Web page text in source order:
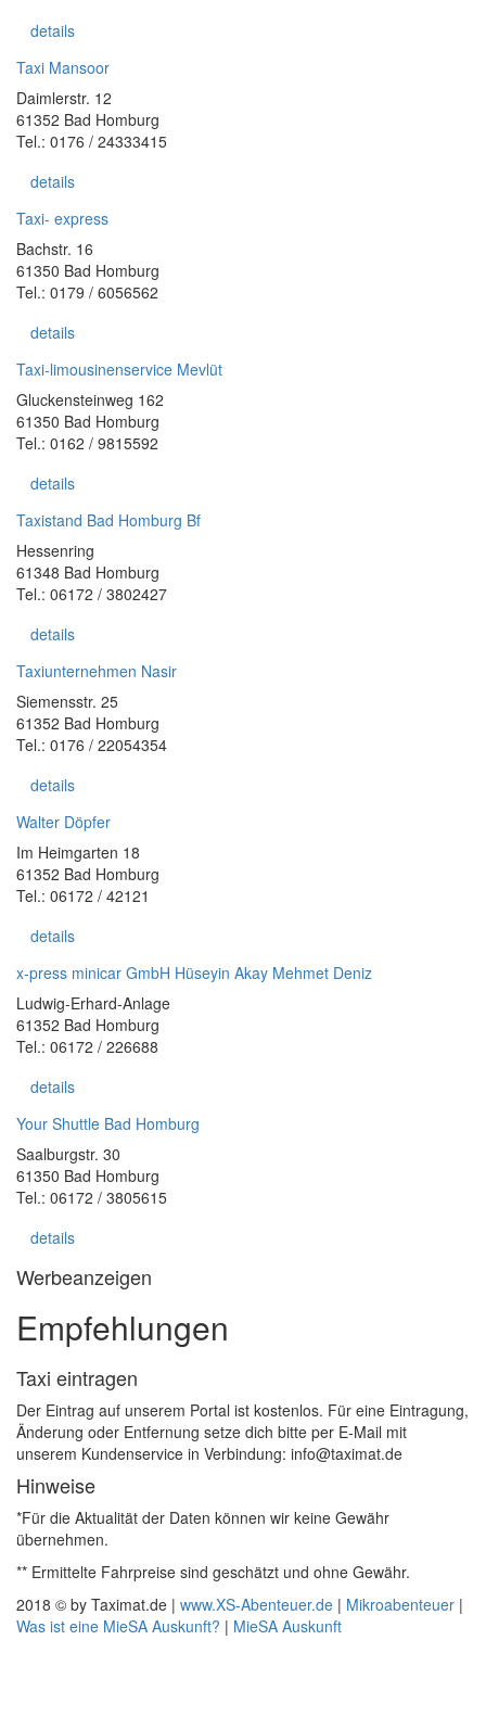
details
Taxi Mansoor
Daimlerstr. 12
61352 Bad Homburg
Tel.: 0176 / 24333415
details
Taxi- express
Bachstr. 16
61350 Bad Homburg
Tel.: 0179 / 6056562
details
Taxi-limousinenservice Mevlüt
Gluckensteinweg 162
61350 Bad Homburg
Tel.: 0162 / 9815592
details
Taxistand Bad Homburg Bf
Hessenring
61348 Bad Homburg
Tel.: 06172 / 3802427
details
Taxiunternehmen Nasir
Siemensstr. 25
61352 Bad Homburg
Tel.: 0176 / 22054354
details
Walter Döpfer
Im Heimgarten 18
61352 Bad Homburg
Tel.: 06172 / 42121
details
x-press minicar GmbH Hüseyin Akay Mehmet Deniz
Ludwig-Erhard-Anlage
61352 Bad Homburg
Tel.: 06172 / 226688
details
Your Shuttle Bad Homburg
Saalburgstr. 30
61350 Bad Homburg
Tel.: 06172 / 3805615
details
Werbeanzeigen
Empfehlungen
Taxi eintragen
Der Eintrag auf unserem Portal ist kostenlos. Für eine Eintragung,
Änderung oder Entfernung setze dich bitte per E-Mail mit
unserem Kundenservice in Verbindung: info@taximat.de
Hinweise
*Für die Aktualität der Daten können wir keine Gewähr
übernehmen.
** Ermittelte Fahrpreise sind geschätzt und ohne Gewähr.
2018 © by Taximat.de | www.XS-Abenteuer.de | Mikroabenteuer |
Was ist eine MieSA Auskunft? | MieSA Auskunft